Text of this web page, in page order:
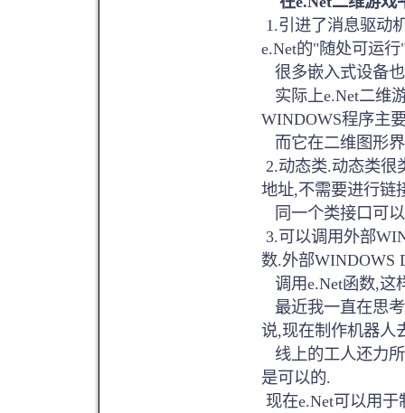
1.引进了消息驱动
e.Net的"随处可运
很多嵌入式设备
实际上e.Net二维
WINDOWS程序主
而它在二维图形
2.动态类.动态类很
地址,不需要进行链
同一个类接口可
3.可以调用外部
数.外部WINDOWS
调用e.Net函数,这
最近我一直在思
说,现在制作机器人
线上的工人还力
是可以的.
现在e.Net可以用